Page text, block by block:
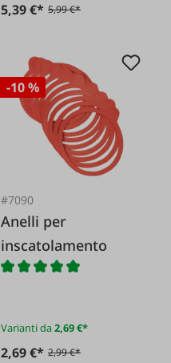
5,39 €* 5,99 €*
-10 %
#7090
Anelli per
inscatolamento
Varianti da2,69 €*
2,69 €* 2,99 €*